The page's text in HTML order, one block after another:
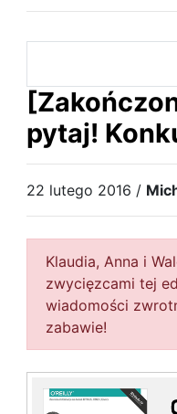
pytaj!
22 lutego 2016 /
Klaudia, Anna i
zwycięzcami tej
wiadomości
zabawie!